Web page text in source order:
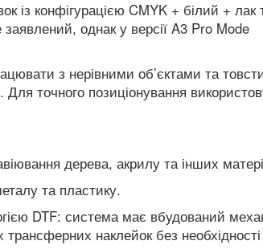
із конфігурацією CMYK + білий + лак
однак у версії A3 Pro Mode
з нерівними об’єктами та
точного позиціонування
дерева, акрилу та інших
та пластику.
DTF: система має вбудований
наклейок без необхідності